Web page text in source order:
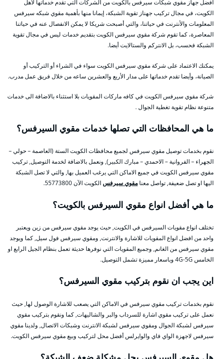
افضل جهاز مقوي شبكات سيرفس بالكويت من الشركات التي تقدم خدماتها لأهل
الكويت، في مجال تركيب جهناز تقوية الشبكة، إيمانا منها بأهمية مقوي شبكه سيرفس
المعلومات والأنترنت في حياتنا، والتي أصبحت شريكا لا يمكن الانفصال عنه في حياتنا
المعاصرة، كما تقوم شركة مقوي سيرفس الكويت بتقديم خدمات ليس في مجال تقوية
الشبكة فحسب، بل الانتركم والستالايت أيضا.
يمكنك الاعتماد على شركة مقوي سيرفس الكويت سواء في الشراء أو التركيب أو
الصيانة، وأيضا تقدم خدماتها على مدار الأربع والعشرين ساعه من خلال فريق عمل مدرب.
شركة مقوي سيرفس الكويت في كافه ماركات المقويات بلا استثناء بالاضافة الى خدمات
متنوعة نظام تقوية تغطية الجوال .
ما هي المحافظات التي تصلها خدمات مقوي السيرفس؟
نقوم بخدمات توصيل مقوي سيرفس لجميع محافظات الكويت الستة (العاصمة – حولي –
الجهراء – الفروانية – الاحمدي – مبارك الكبير), ونعمل بالاضافة لخدمة التوصيل, تركيب
مقوي سيرفس الكويت في جميع الاماكن التي يرغب العميل بها, والتي لا تصل الشبكة
اليها او تصل ضعيفة, تواصل معنا مقوي سيرفسالكويت الآن 55773800.
ما هي أفضل انواع مقوي السيرفس بالكويت؟
تختلف انواع مقويات السيرفس في الكويت, حيث يوجد مقوي سيرفس من زين ويعتبر
واحد من افضل انواع المقويات للاشارة والانترنت, ومقوي سيرفس فول سيل, كما ويوجد
مقوي سيرفس من الغانم, وجميع المقويات التي نوفرها حديثة تعمل بنظام الجيل الرابع او
الخامس 4G-5G وباسعار مميزة تشمل التوصيل.
اين يجب ان نقوم بتركيب مقوي السيرفس؟
نقوم بخدمات تركيب مقوي سيرفس في الاماكن التي يصعب للاشارة الوصول لها, حيث
نعمل على تركيب مقوي اشارة للسرداب والبر والشاليهات, كما ونقوم بتركيب مقوي
سيرفس لشبكة الجوال ومقوي سيرفس لشبكة الانترنت وشبكات الاتصال, ولدينا مقوي
سيرفس لاجهزة الواي فاي والوايرلس أفضل محل لتركيب وبيع مقوي سيرفس الكويت.